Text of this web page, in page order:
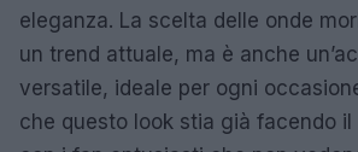
eleganza. La scelta delle onde
un trend attuale, ma è anche
versatile, ideale per ogni
che questo look stia già facendo il